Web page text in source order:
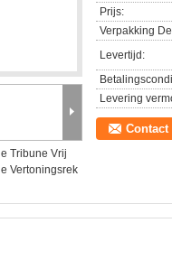
Tribune Vrij
Vertoningsrek
Prijs:
Verpakking
Levertijd:
Levering
Contact